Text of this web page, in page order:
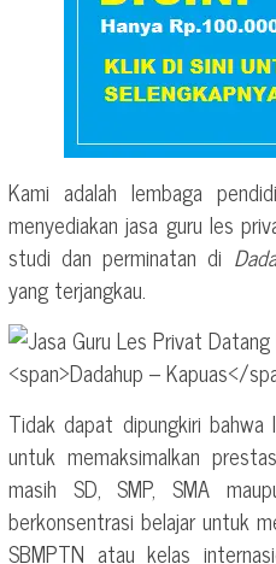
Kami adalah lembaga
menyediakan jasa guru les
studi dan perminatan di
yang terjangkau.
Tidak dapat dipungkiri
untuk memaksimalkan
masih SD, SMP, SMA
berkonsentrasi belajar untuk
SBMPTN atau kelas